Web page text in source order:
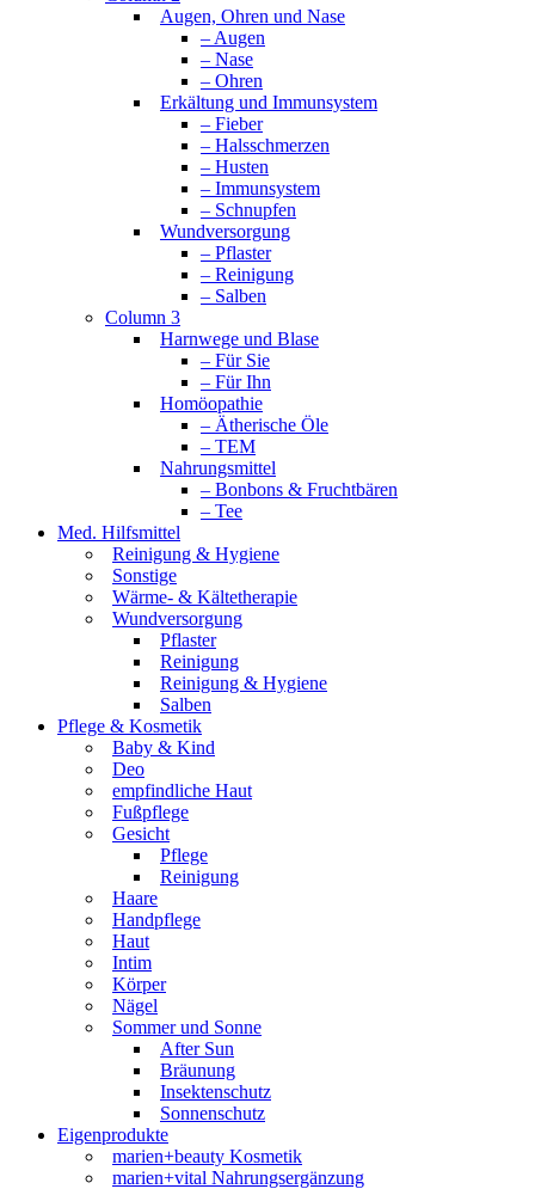
Augen, Ohren und Nase
– Augen
– Nase
– Ohren
Erkältung und Immunsystem
– Fieber
– Halsschmerzen
– Husten
– Immunsystem
– Schnupfen
Wundversorgung
– Pflaster
– Reinigung
– Salben
Column 3
Harnwege und Blase
– Für Sie
– Für Ihn
Homöopathie
– Ätherische Öle
– TEM
Nahrungsmittel
– Bonbons & Fruchtbären
– Tee
Med. Hilfsmittel
Reinigung & Hygiene
Sonstige
Wärme- & Kältetherapie
Wundversorgung
Pflaster
Reinigung
Reinigung & Hygiene
Salben
Pflege & Kosmetik
Baby & Kind
Deo
empfindliche Haut
Fußpflege
Gesicht
Pflege
Reinigung
Haare
Handpflege
Haut
Intim
Körper
Nägel
Sommer und Sonne
After Sun
Bräunung
Insektenschutz
Sonnenschutz
Eigenprodukte
marien+beauty Kosmetik
marien+vital Nahrungsergänzung